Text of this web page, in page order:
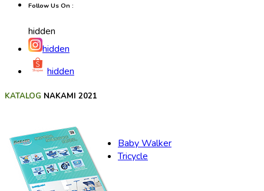
Follow Us On :
hidden
hidden
hidden
KATALOG NAKAMI 2021
Baby Walker
Tricycle